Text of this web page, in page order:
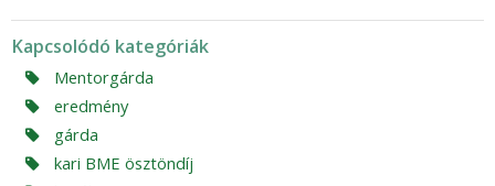
Kapcsolódó kategóriák
Mentorgárda
eredmény
gárda
kari BME ösztöndíj